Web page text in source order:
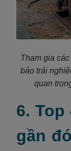
Tham gia
bảo trải
quan
6. Top
gần